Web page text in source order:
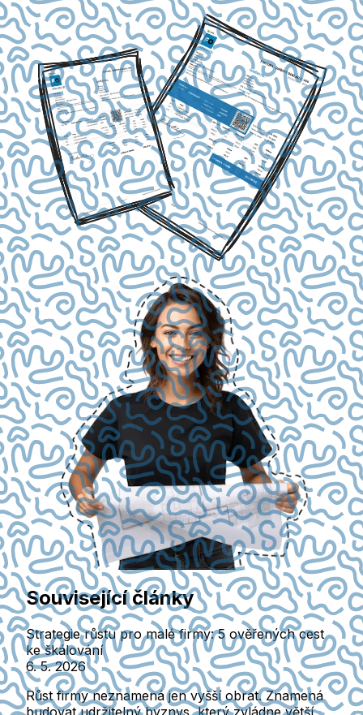
Související články
Strategie růstu pro malé firmy: 5 ověřených cest
ke škálování
6. 5. 2026
Růst firmy neznamená jen vyšší obrat. Znamená
budovat udržitelný byznys, který zvládne větší